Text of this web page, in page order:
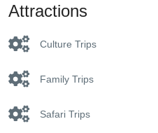
Attractions
Culture Trips
Family Trips
Safari Trips